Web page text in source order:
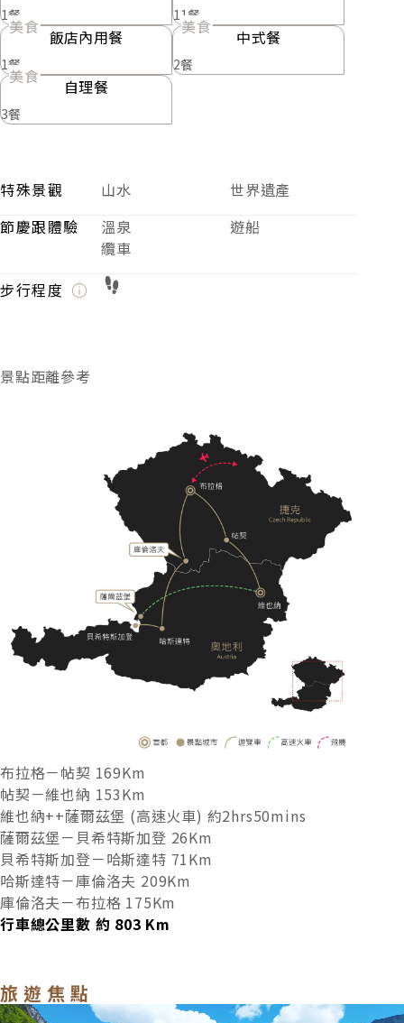
1餐 11餐
美食 飯店內用餐
1餐
美食 中式餐
2餐
美食 自理餐
3餐
特殊景觀 山水
世界遺產
節慶跟體驗
溫泉
遊船
纜車
步行程度
景點距離參考
布拉格－帖契 169Km
帖契－維也納 153Km
維也納++薩爾茲堡 (高速火車) 約2hrs50mins
薩爾茲堡－貝希特斯加登 26Km
貝希特斯加登－哈斯達特 71Km
哈斯達特－庫倫洛夫 209Km
庫倫洛夫－布拉格 175Km
行車總公里數 約 803 Km
旅遊焦點